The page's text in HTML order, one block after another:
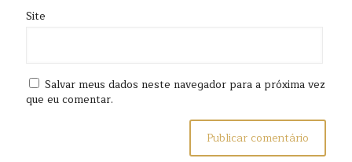
Site
Salvar meus dados neste navegador para a próxima vez
que eu comentar.